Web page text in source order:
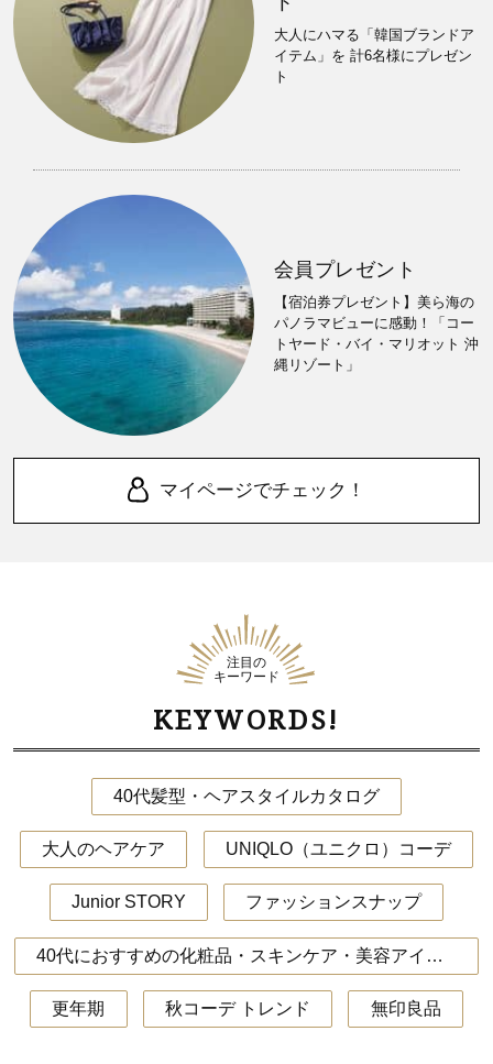
大人にハマる「韓国ブランドア
イテム」を 計6名様にプレゼン
ト
会員プレゼント
【宿泊券プレゼント】美ら海の
パノラマビューに感動！「コー
トヤード・バイ・マリオット 沖
縄リゾート」
マイページでチェック！
注目の
キーワード
KEYWORDS!
40代髪型・ヘアスタイルカタログ
大人のヘアケア UNIQLO（ユニクロ）コーデ
Junior STORY ファッションスナップ
40代におすすめの化粧品・スキンケア・美容アイテム
更年期 秋コーデ トレンド 無印良品